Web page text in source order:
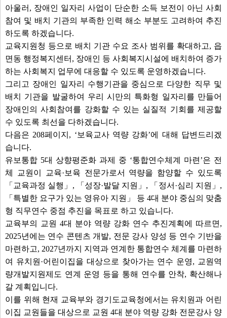
아울러, 장애인 일자리 사업이 단순한 소득 보전이 아닌 사회
참여 및 배치 기관의 부족한 인력 해소 부분도 고려하여 추진
하도록 하겠습니다.
교육지원청 등으로 배치 기관 수요 조사 범위를 확대하고, 읍
면동 행정복지센터, 장애인 등 사회복지시설에 배치하여 증가
하는 사회복지 업무에 대응할 수 있도록 운영하겠습니다.
그리고 장애인 일자리 수행기관을 중심으로 다양한 직무 및
배치 기관을 발굴하여 우리 시만의 특화형 일자리를 만들어
장애인의 사회참여를 강화할 수 있는 실질적 기회를 제공할
수 있도록 최선을 다하겠습니다.
다음은 208페이지, ‘보육교사 역량 강화’에 대해 답변드리겠
습니다.
유보통합 5대 상향평준화 과제 중 ‘통합연수체계 마련’은 전
체 교원이 교육·보육 전문가로서 역량을 함양할 수 있도록
「교육과정 실행」, 「성장·발달 지원」, 「정서·심리 지원」,
「특별한 요구가 있는 영유아 지원」 등 4대 분야 중심의 맞춤
형 직무연수 중점 추진을 목표로 하고 있습니다.
교육부의 교원 4대 분야 역량 강화 연수 추진계획에 따르면,
2025년에는 연수 콘텐츠 개발, 전문 강사 양성 등 연수 기반을
마련하고, 2027년까지 지역과 연계한 통합연수 체계를 마련하
여 유치원·어린이집을 대상으로 찾아가는 연수 운영, 교원역
량개발지원제도 연계 운영 등을 통해 연수를 안착, 확산해나
갈 계획입니다.
이를 위해 현재 교육부와 경기도교육청에서는 유치원과 어린
이집 교원들을 대상으로 교원 4대 분야 역량 강화 전문강사 양